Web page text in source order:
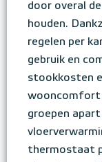
door overal
houden.
regelen per
gebruik en
stookkosten
wooncomfort
groepen
thermostaat